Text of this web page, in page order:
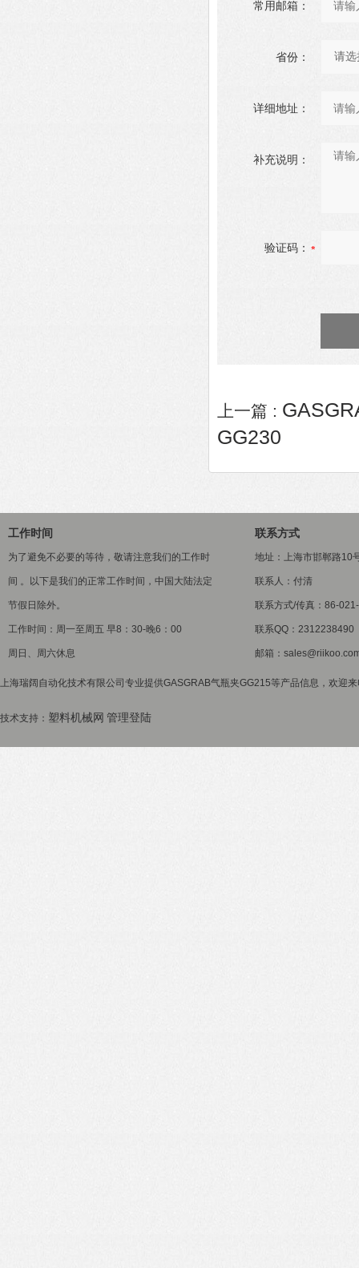
常用邮箱：
省份：
详细地址：
补充说明：
验证码：
上一篇 :
GG230
工作时间
为了避免不必要的等待，敬请注意我们的工作时
间 。以下是我们的正常工作时间，中国大陆法定
节假日除外。
工作时间：周一至周五 早8：30-晚6：00
周日、周六休息
联系方式
地址：上海市邯郸路10
联系人：付清
联系方式/传真：86-
联系QQ：2312238490
邮箱：
上海瑞阔自动化技术有限公司专业提供GASGRAB气瓶夹GG215等产品信息，欢迎
技术支持： 塑料机械网 管理登陆